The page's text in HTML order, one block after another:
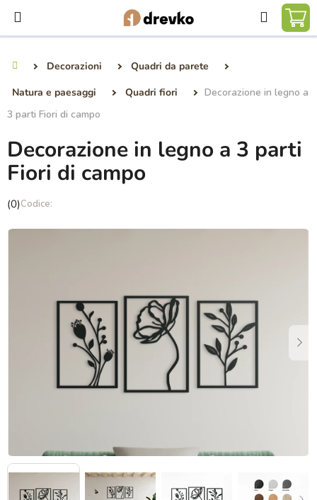
contenuto
Ricerca
Decorazioni
Quadri da parete
Natura e paesaggi
Quadri fiori
Decorazione in legno a
3 parti Fiori di campo
Decorazione in legno a 3 parti
Fiori di campo
La
media
(0)